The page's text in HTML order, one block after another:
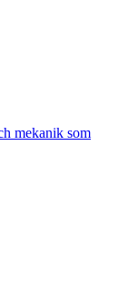
mekanik som